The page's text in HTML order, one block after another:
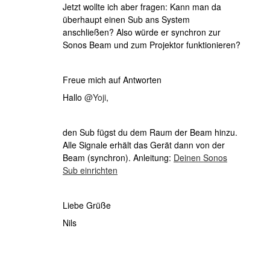
Jetzt wollte ich aber fragen: Kann man da
überhaupt einen Sub ans System
anschließen? Also würde er synchron zur
Sonos Beam und zum Projektor funktionieren?
Freue mich auf Antworten
Hallo @Yoji,
den Sub fügst du dem Raum der Beam hinzu.
Alle Signale erhält das Gerät dann von der
Beam (synchron). Anleitung: Deinen Sonos
Sub einrichten
Liebe Grüße
Nils